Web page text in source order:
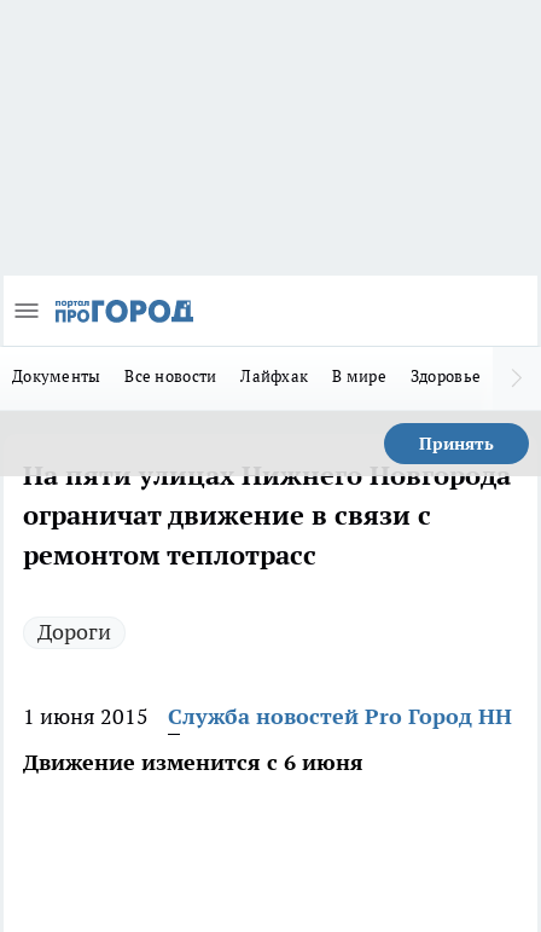
Документы Все новости Лайфхак В мире Здоровье
Принять
На пяти улицах Нижнего Новгорода
ограничат движение в связи с
ремонтом теплотрасс
Дороги
1 июня 2015
Служба новостей Pro Город НН
Движение изменится с 6 июня